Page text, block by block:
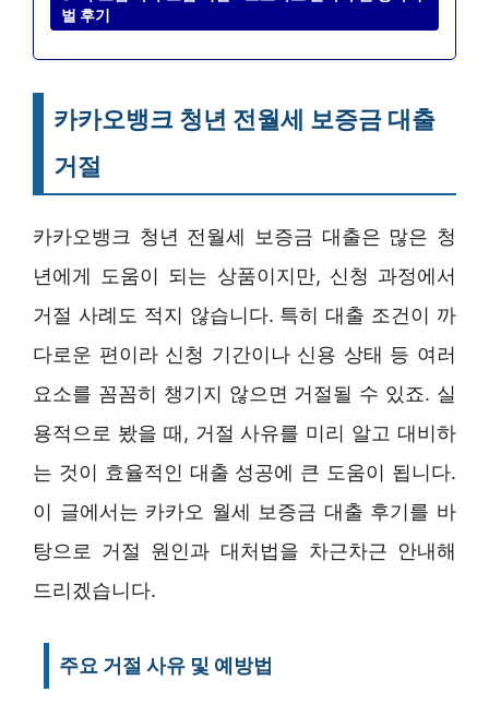
벌 후기
카카오뱅크 청년 전월세 보증금 대출
거절
카카오뱅크 청년 전월세 보증금 대출은 많은 청
년에게 도움이 되는 상품이지만, 신청 과정에서
거절 사례도 적지 않습니다. 특히 대출 조건이 까
다로운 편이라 신청 기간이나 신용 상태 등 여러
요소를 꼼꼼히 챙기지 않으면 거절될 수 있죠. 실
용적으로 봤을 때, 거절 사유를 미리 알고 대비하
는 것이 효율적인 대출 성공에 큰 도움이 됩니다.
이 글에서는 카카오 월세 보증금 대출 후기를 바
탕으로 거절 원인과 대처법을 차근차근 안내해
드리겠습니다.
주요 거절 사유 및 예방법